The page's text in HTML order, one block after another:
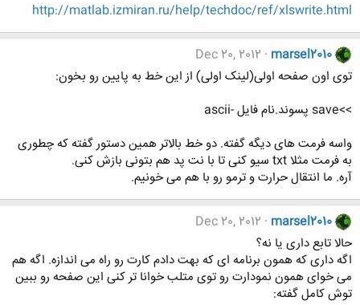
http://matlab.izmiran.ru/help/techdoc/ref/xlswrite.html
marsel2010
Dec 20, 2012
توی اون صفحه اولی(لینک اولی) از این خط به پایین رو بخون:
>>save پسوند.نام فایل -ascii
واسه فرمت های دیگه گفته. دو خط بالاتر همین دستور گفته که چطوری
به فرمت مثلا txt سیو کنی تا با نت پد هم بتونی بازش کنی.
آره. ما انتقال حرارت و ترمو رو با هم می خونیم.
marsel2010
Dec 20, 2012
حالا تابع داری یا نه؟
اگه داری که همون برنامه ای که بهت دادم کارت رو راه می اندازه. اگه هم
می خوای همون نمودارت رو توی متلب خوانا تر کنی این صفحه رو ببین
توش کامل گفته: